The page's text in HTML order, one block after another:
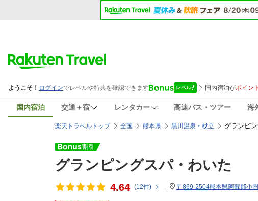
国内宿泊 交通＋宿 レンタカー 高速バス・ツアー 海
楽天トラベルトップ 全国 熊本県 黒川温泉・杖立 グランピ
グランピングスパ・わいた
4.64 (12件) 〒869-2504熊本県阿蘇郡小